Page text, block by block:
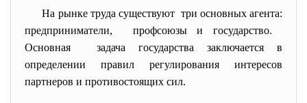
На рынке труда существуют три основных агента:
предприниматели, профсоюзы и государство.
Основная задача государства заключается в
определении правил регулирования интересов
партнеров и противостоящих сил.